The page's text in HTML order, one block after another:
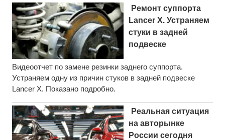
Ремонт суппорта
Lancer X. Устраняем
стуки в задней
подвеске
Видеоотчет по замене резинки заднего суппорта.
Устраняем одну из причин стуков в задней подвеске
Lancer X. Показано подробно.
Реальная ситуация
на авторынке
России сегодня